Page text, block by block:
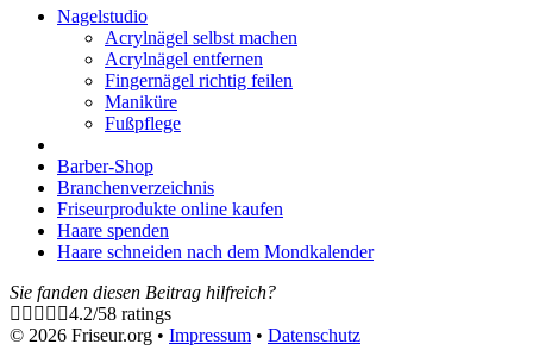
Nagelstudio
Acrylnägel selbst machen
Acrylnägel entfernen
Fingernägel richtig feilen
Maniküre
Fußpflege
Barber-Shop
Branchenverzeichnis
Friseurprodukte online kaufen
Haare spenden
Haare schneiden nach dem Mondkalender
Sie fanden diesen Beitrag hilfreich?
4.2/58 ratings
© 2026 Friseur.org • Impressum • Datenschutz